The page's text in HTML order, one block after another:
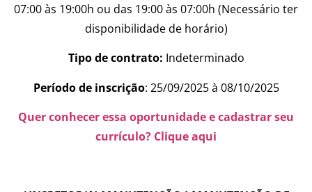
07:00 às 19:00h ou das 19:00 às 07:00h (Necessário ter
disponibilidade de horário)
Tipo de contrato: Indeterminado
Período de inscrição: 25/09/2025 à 08/10/2025
Quer conhecer essa oportunidade e cadastrar seu
currículo? Clique aqui